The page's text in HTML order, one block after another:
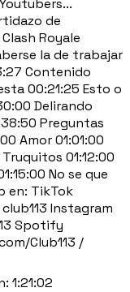
de
Royale
la de trabajar
Contenido
00:21:25 Esto o
Delirando
Preguntas
Amor 01:01:00
01:12:00
No se que
en: TikTok
Instagram
Spotify
Club113 /
1:21:02